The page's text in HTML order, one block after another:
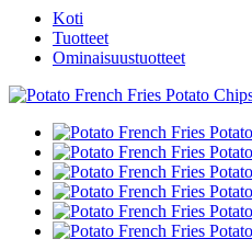
Koti
Tuotteet
Ominaisuustuotteet